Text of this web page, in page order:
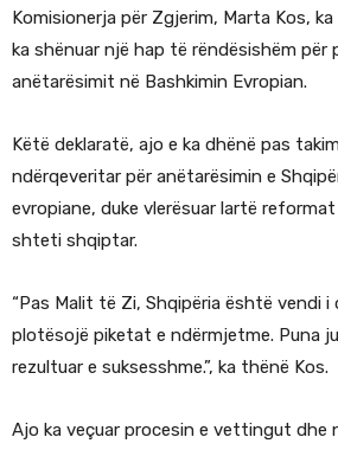
Komisionerja për Zgjerim, Marta Kos,
ka shënuar një hap të rëndësishëm për
anëtarësimit në Bashkimin Evropian.
Këtë deklaratë, ajo e ka dhënë pas
ndërqeveritar për anëtarësimin e
evropiane, duke vlerësuar lartë
shteti shqiptar.
“Pas Malit të Zi, Shqipëria është vendi
plotësojë piketat e ndërmjetme. Puna
rezultuar e suksesshme.”, ka thënë Kos.
Ajo ka veçuar procesin e vettingut dhe